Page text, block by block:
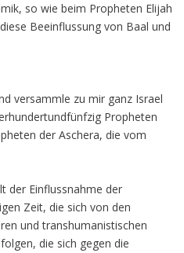
so wie beim Propheten Elijah
Beeinflussung von Baal und
versammle zu mir ganz Israel
Propheten
der Aschera, die vom
der Einflussnahme der
Zeit, die sich von den
und transhumanistischen
die sich gegen die